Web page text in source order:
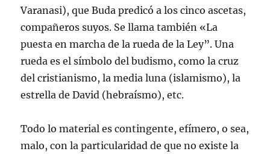
Varanasi), que Buda predicó a los cinco ascetas,
compañeros suyos. Se llama también «La
puesta en marcha de la rueda de la Ley”. Una
rueda es el símbolo del budismo, como la cruz
del cristianismo, la media luna (islamismo), la
estrella de David (hebraísmo), etc.
Todo lo material es contingente, efímero, o sea,
malo, con la particularidad de que no existe la